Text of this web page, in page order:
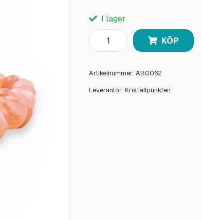
I lager
KÖP
Artikelnummer: AB0062
Leverantör: Kristallpunkten